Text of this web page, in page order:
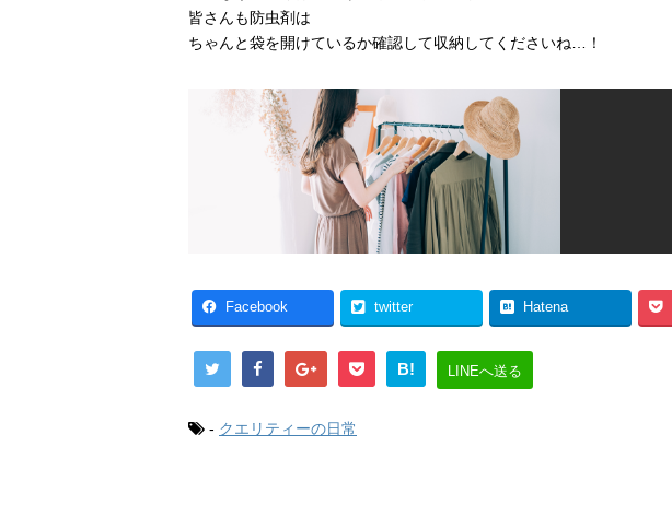
皆さんも防虫剤は
ちゃんと袋を開けているか確認して収納してくださいね…！
Facebook twitter Hatena
B! LINEへ送る
- クエリティーの日常